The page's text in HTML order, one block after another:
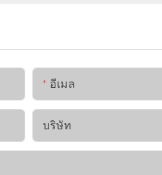
อีเมล
บริษัท